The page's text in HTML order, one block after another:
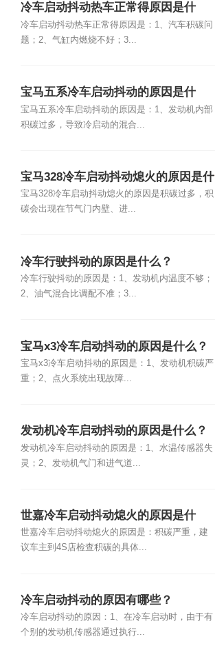
冷车启动抖动热车正常得原因是什
么？
冷车启动抖动热车正常得原因是：1、汽车积碳问
题；2、气缸内燃烧不好；3...
宝马五系冷车启动抖动的原因是什
么？
宝马五系冷车启动抖动的原因是：1、发动机内部
积碳过多，导致冷启动的混合...
宝马328冷车启动抖动熄火的原因是什
么？
宝马328冷车启动抖动熄火的原因是积碳过多，积
碳会出现在节气门内壁、进...
冷车行驶抖动的原因是什么？
冷车行驶抖动的原因是：1、发动机内温度不够；
2、油气混合比调配不准；3...
宝马x3冷车启动抖动的原因是什么？
宝马x3冷车启动抖动的原因是：1、发动机积碳严
重；2、点火系统出现故障...
发动机冷车启动抖动的原因是什么？
发动机冷车启动抖动的原因是：1、水温传感器失
灵；2、发动机气门和进气道...
世嘉冷车启动抖动熄火的原因是什
么？
世嘉冷车启动抖动熄火的原因是：积碳严重，建
议车主到4S店检查积碳的具体...
冷车启动抖动的原因有哪些？
冷车启动抖动的原因：1、在冷车启动时，由于有
个别的发动机传感器通过执行...